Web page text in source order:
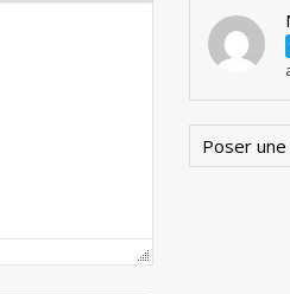
Poser